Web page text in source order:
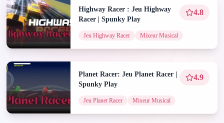
Highway Racer : Jeu Highway
Racer | Spunky Play
4.8
Jeu Highway Racer Mixeur Musical
Planet Racer: Jeu Planet Racer |
Spunky Play
4.9
Jeu Planet Racer Mixeur Musical